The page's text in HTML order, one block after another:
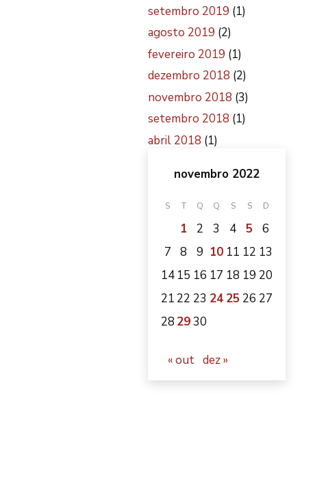
setembro 2019 (1)
agosto 2019 (2)
fevereiro 2019 (1)
dezembro 2018 (2)
novembro 2018 (3)
setembro 2018 (1)
abril 2018 (1)
novembro 2022
S T Q Q S S D
1 2 3 4 5
6
7
8 9 10 11 12 13
14 15 16 17 18 19 20
21 22 23 24 25 26 27
28 2930
« out dez »